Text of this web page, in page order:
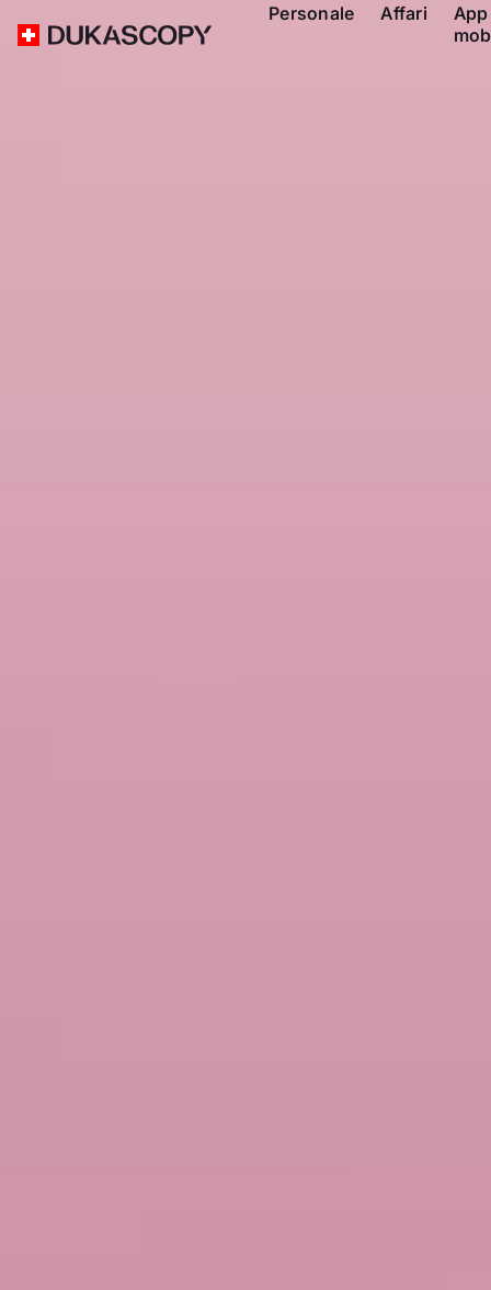
Personale Affari
App